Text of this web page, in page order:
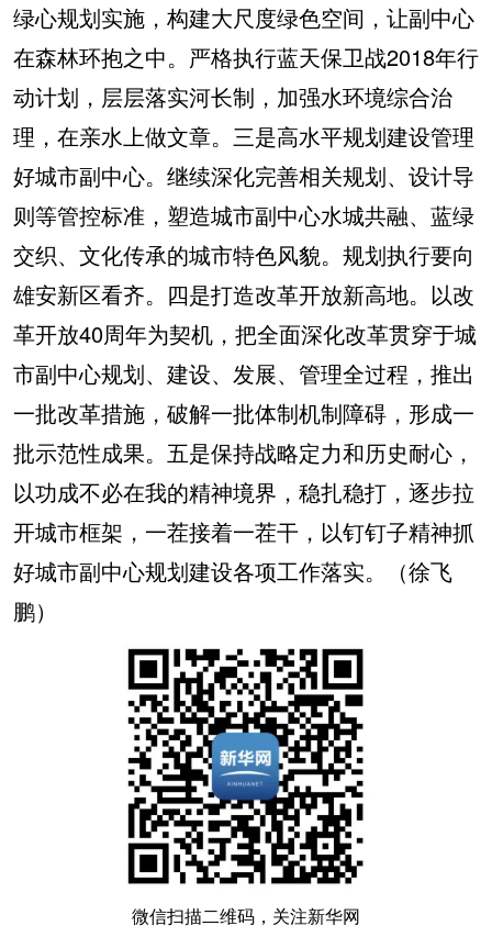
绿心规划实施，构建大尺度绿色空间，让副中心
在森林环抱之中。严格执行蓝天保卫战2018年行
动计划，层层落实河长制，加强水环境综合治
理，在亲水上做文章。三是高水平规划建设管理
好城市副中心。继续深化完善相关规划、设计导
则等管控标准，塑造城市副中心水城共融、蓝绿
交织、文化传承的城市特色风貌。规划执行要向
雄安新区看齐。四是打造改革开放新高地。以改
革开放40周年为契机，把全面深化改革贯穿于城
市副中心规划、建设、发展、管理全过程，推出
一批改革措施，破解一批体制机制障碍，形成一
批示范性成果。五是保持战略定力和历史耐心，
以功成不必在我的精神境界，稳扎稳打，逐步拉
开城市框架，一茬接着一茬干，以钉钉子精神抓
好城市副中心规划建设各项工作落实。（徐飞
鹏）
微信扫描二维码，关注新华网